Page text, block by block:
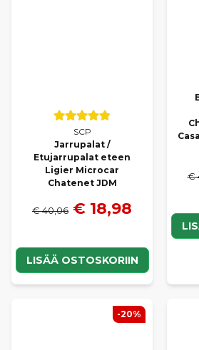
SCP
Jarrupalat /
Etujarrupalat eteen
Ligier Microcar
Chatenet JDM
€ 40,06 € 18,98
LISÄÄ OSTOSKORIIN
€
-20%